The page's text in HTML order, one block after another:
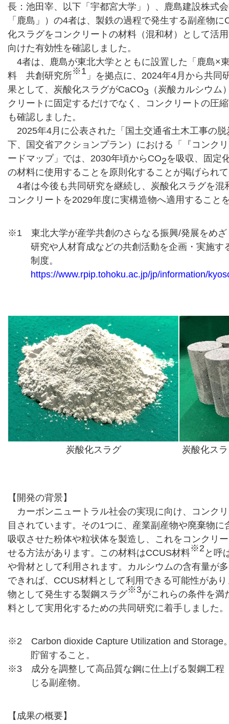
長：池田宰、以下「宇都宮大学」）、鹿島建設株式
「鹿島」）の4者は、製鉄の過程で発生する副産物に
化スラグをコンクリートの材料（混和材）として活
向けた有効性を確認しました。
4者は、鹿島が東北大学とともに設置した「鹿島×
料 共創研究所※1 」を拠点に、2024年4月から共同
果として、炭酸化スラグがCaCO3 （炭酸カルシウム
クリートに固定するだけでなく、コンクリートの圧
も確認しました。
2025年4月に公表された「国土交通省土木工事の
下、国交省アクションプラン）における「『コンク
ードマップ」では、2030年頃からCO2を吸収、固定
の材料に使用することを原則化することが掲げられ
4者は今後も共同研究を継続し、炭酸化スラグを混
コンクリートを2029年度に実構造物へ適用すること
※1 東北大学が産学共創のさらなる振興/発展をめざ
研究や人材育成などの共創活動を企画・実施す
制度。
https://www.rpip.tohoku.ac.jp/jp/information/
炭酸化スラグ 炭酸化ス
【開発の背景】
カーボンニュートラル社会の実現に向け、コンク
目されています。その1つに、産業副産物や廃棄物
吸収させた粉体や粒状体を製造し、これをコンクリ
せる方法があります。この材料はCCUS材料※2 と呼
や骨材として利用されます。カルシウムの含有量が
できれば、CCUS材料として利用できる可能性があ
物として発生する製鋼スラグ※3がこれらの条件を満
料として実用化するための共同研究に着手しました。
※2 Carbon dioxide Capture Utilization and Storage
貯留すること。
※3 成分を調整して高品質な鋼に仕上げる製鋼工程
じる副産物。
【成果の概要】